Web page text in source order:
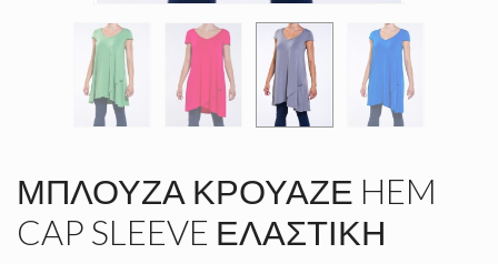
ΜΠΛΟΎΖΑ ΚΡΟΥΑΖΈ HEM
CAP SLEEVE ΕΛΑΣΤΙΚΉ